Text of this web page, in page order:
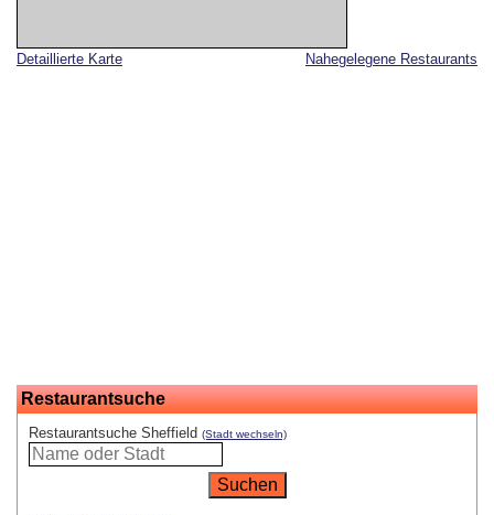
Nahegelegene Restaurants
Detaillierte Karte
Restaurantsuche
Restaurantsuche Sheffield (Stadt wechseln)